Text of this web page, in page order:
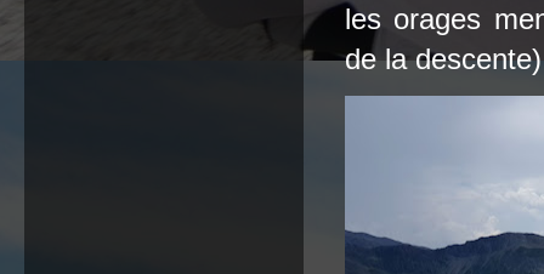
les orages
de la